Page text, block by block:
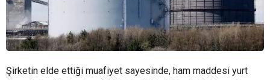
Şirketin elde ettiği muafiyet sayesinde, ham maddesi yurt